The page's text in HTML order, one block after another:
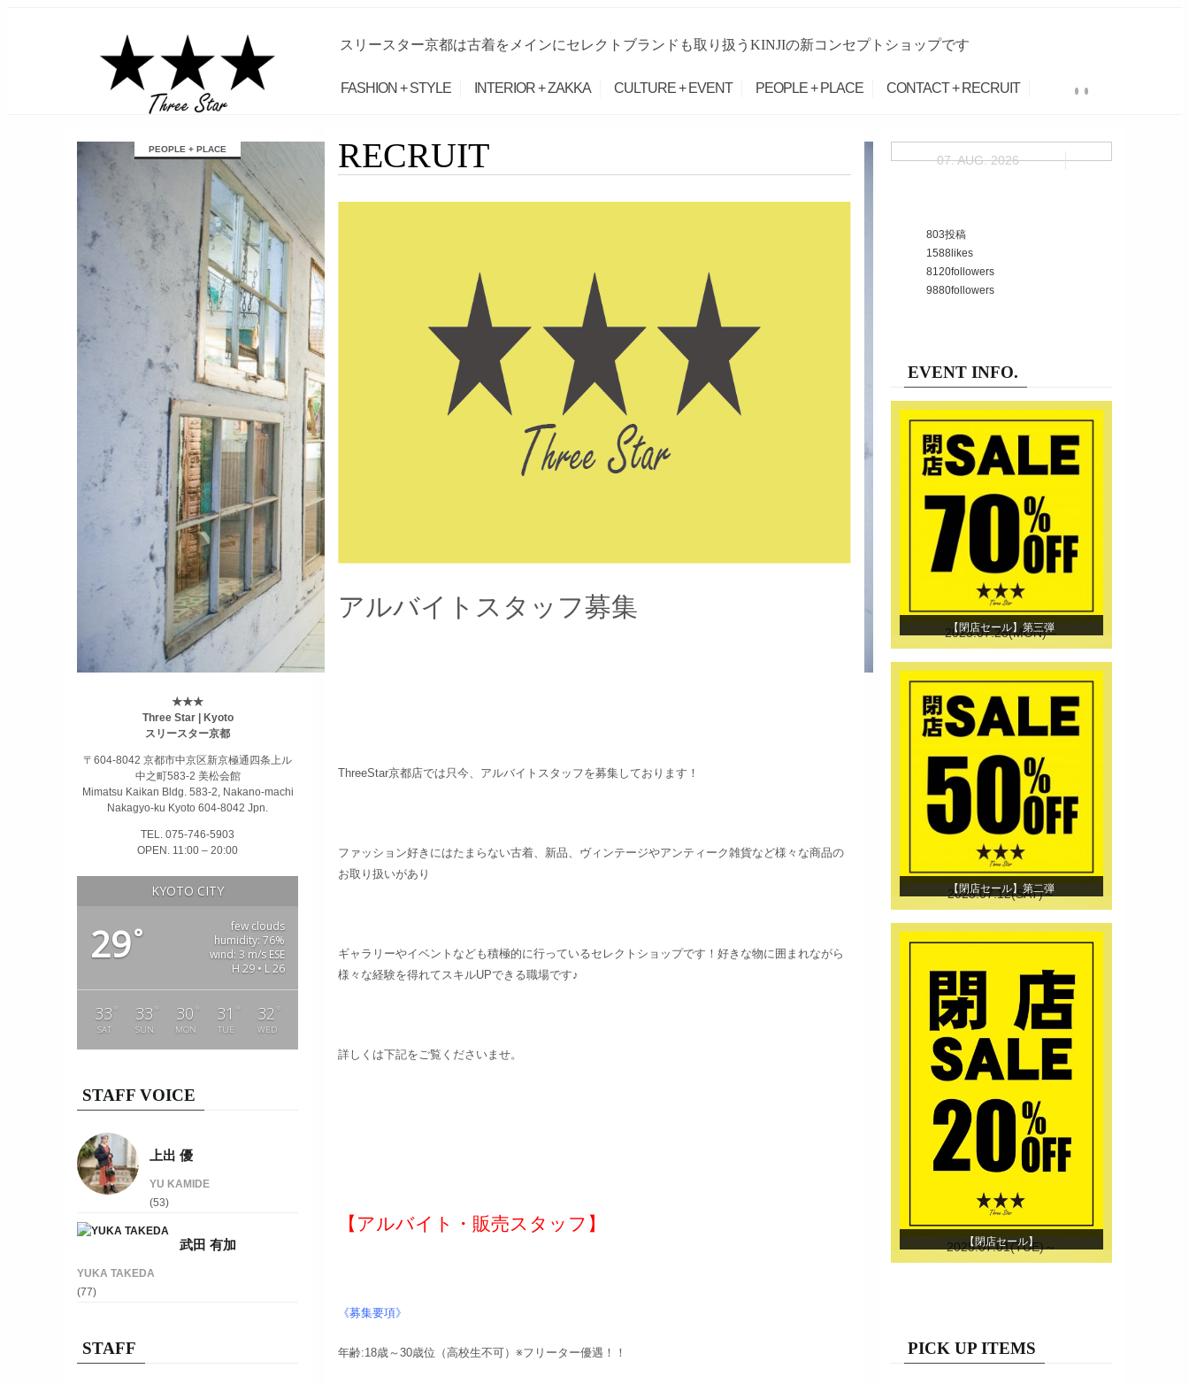
スリースター京都は古着をメインにセレクトブランドも取り扱うKINJIの新コンセプトショップです
FASHION + STYLE INTERIOR + ZAKKA CULTURE + EVENT PEOPLE + PLACE CONTACT + RECRUIT
займ на карту онлайн без отказа
PEOPLE + PLACE
★★★
Three Star | Kyoto
スリースター京都
〒604-8042 京都市中京区新京極通四条上ル
中之町583-2 美松会館
Mimatsu Kaikan Bldg. 583-2, Nakano-machi
Nakagyo-ku Kyoto 604-8042 Jpn.
TEL. 075-746-5903
OPEN. 11:00 – 20:00
KYOTO CITY
29°
few clouds
humidity: 76%
wind: 3 m/s ESE
H 29 • L 26
33 °
SAT
33 °
SUN
30 °
MON
31 °
TUE
32 °
WED
STAFF VOICE
上出 優
YU KAMIDE
(53)
武田 有加
YUKA TAKEDA
(77)
STAFF
RECRUIT
アルバイトスタッフ募集
ThreeStar京都店では只今、アルバイトスタッフを募集しております！
ファッション好きにはたまらない古着、新品、ヴィンテージやアンティーク雑貨など様々な商品の
お取り扱いがあり
ギャラリーやイベントなども積極的に行っているセレクトショップです！好きな物に囲まれながら
様々な経験を得れてスキルUPできる職場です♪
詳しくは下記をご覧くださいませ。
【アルバイト・販売スタッフ】
《募集要項》
年齢:18歳～30歳位（高校生不可）※フリーター優遇！！
07. AUG. 2026
803投稿
1588 likes
8120followers
9880followers
EVENT INFO.
【閉店セール】第三弾
2025.07.28(MON)～
【閉店セール】第二弾
2025.07.12(SAT)～
【閉店セール】
2025.07.01(TUE)～
PICK UP ITEMS